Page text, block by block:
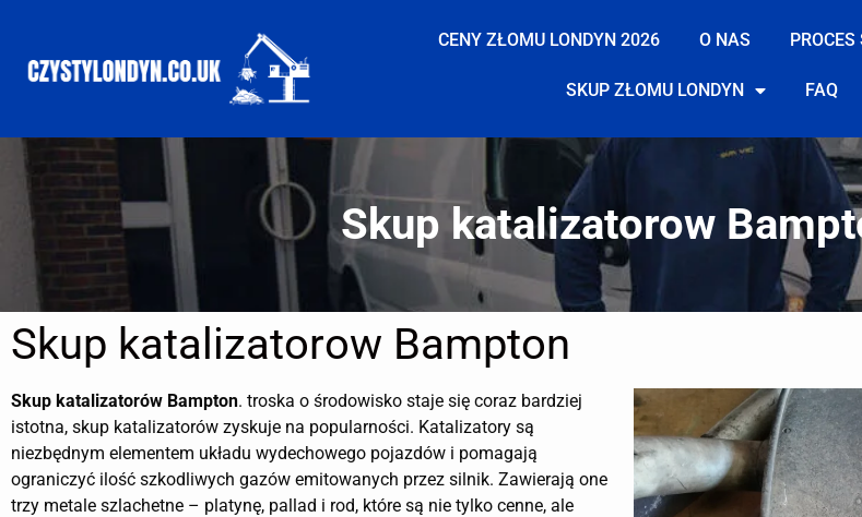
CENY ZŁOMU LONDYN 2026 O NAS
SKUP ZŁOMU LONDYN FAQ
Skup katalizatorow
Skup katalizatorow Bampton
Skup katalizatorów Bampton. troska o środowisko staje się coraz bardziej
istotna, skup katalizatorów zyskuje na popularności. Katalizatory są
niezbędnym elementem układu wydechowego pojazdów i pomagają
ograniczyć ilość szkodliwych gazów emitowanych przez silnik. Zawierają one
trzy metale szlachetne – platynę, pallad i rod, które są nie tylko cenne, ale